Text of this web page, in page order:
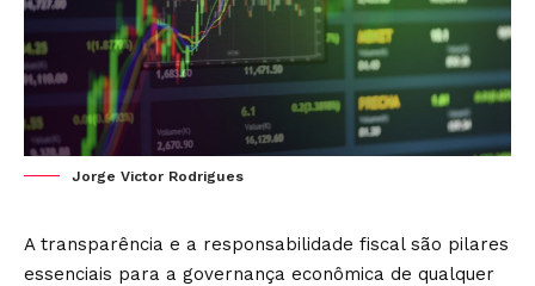
Jorge Victor Rodrigues
A transparência e a responsabilidade fiscal são pilares
essenciais para a governança econômica de qualquer